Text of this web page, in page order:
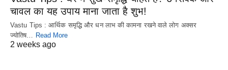
चावल का यह उपाय माना जाता है शुभ!
Vastu Tips : आर्थिक समृद्धि और धन लाभ की कामना रखने वाले लोग अक्सर
ज्योतिष… Read More
2 weeks ago